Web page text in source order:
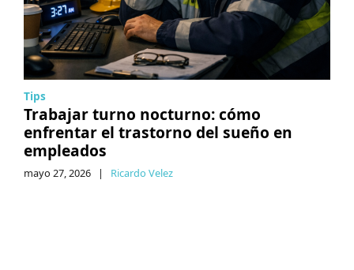
Tips
Trabajar turno nocturno: cómo
enfrentar el trastorno del sueño en
empleados
mayo 27, 2026 | Ricardo Velez